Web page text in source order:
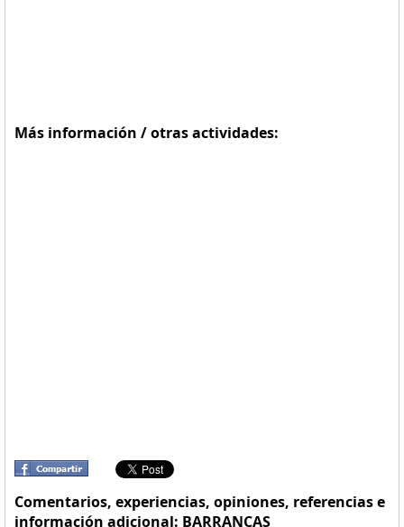
Más información / otras actividades:
Comentarios, experiencias, opiniones, referencias e
información adicional: BARRANCAS